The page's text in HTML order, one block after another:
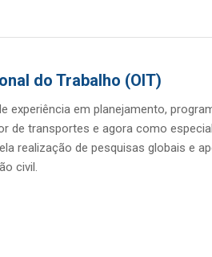
do Trabalho (OIT)
experiência em planejamento,
de transportes e agora como
realização de pesquisas globais e
civil.